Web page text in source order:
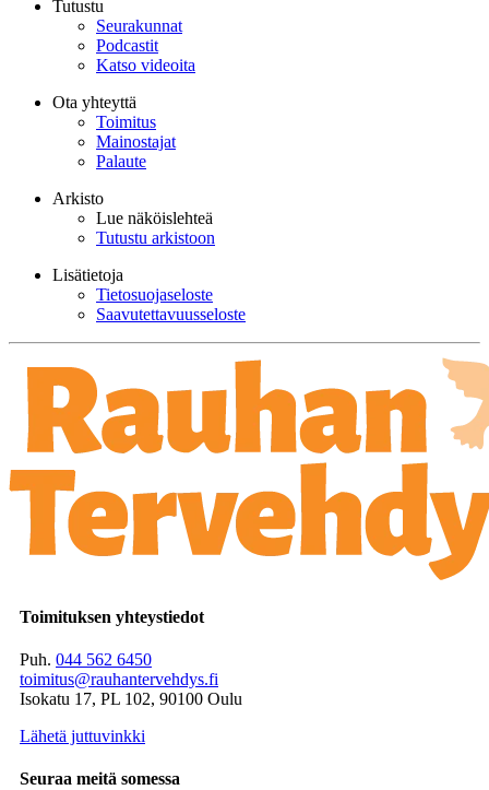
Tutustu
Seurakunnat
Podcastit
Katso videoita
Ota yhteyttä
Toimitus
Mainostajat
Palaute
Arkisto
Lue näköislehteä
Tutustu arkistoon
Lisätietoja
Tietosuojaseloste
Saavutettavuusseloste
Toimituksen yhteystiedot
Puh. 044 562 6450
toimitus@rauhantervehdys.fi
Isokatu 17, PL 102, 90100 Oulu
Lähetä juttuvinkki
Seuraa meitä somessa